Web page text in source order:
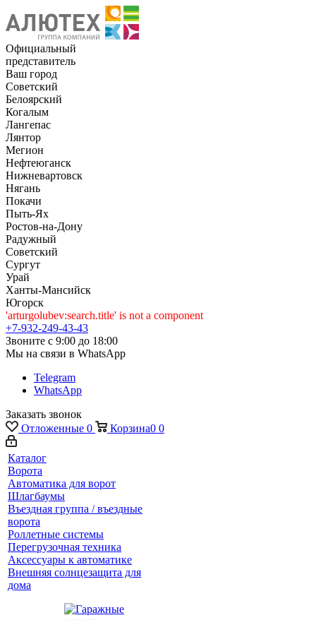
Официальный
представитель
Ваш город
Советский
Белоярский
Когалым
Лангепас
Лянтор
Мегион
Нефтеюганск
Нижневартовск
Нягань
Покачи
Пыть-Ях
Рoстов-на-Дону
Радужный
Советский
Сургут
Урай
Ханты-Мансийск
Югорск
'arturgolubev:search.title' is not a component
+7-932-249-43-43
Звоните с 9:00 до 18:00
Мы на связи в WhatsApp
Telegram
WhatsApp
Заказать звонок
Отложенные 0 Корзина0 0
Каталог
Ворота
Автоматика для ворот
Шлагбаумы
Въездная группа / въездные
ворота
Роллетные системы
Перегрузочная техника
Аксессуары к автоматике
Внешняя солнцезащита для
дома